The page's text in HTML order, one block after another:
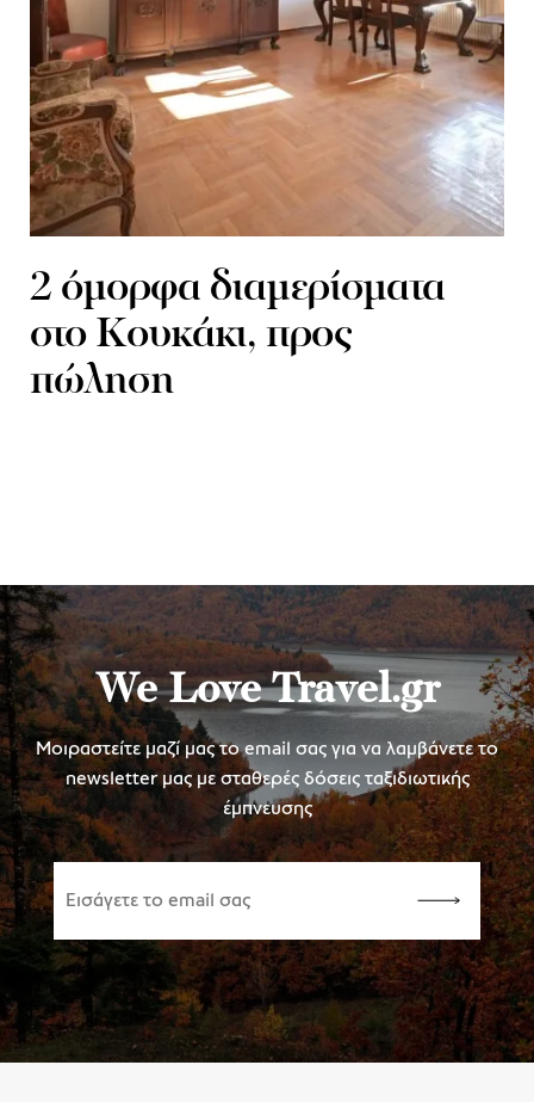
2 όμορφα διαμερίσματα
στο Κουκάκι, προς
πώληση
We Love Travel.gr
Μοιραστείτε μαζί μας το email σας για να λαμβάνετε το
newsletter μας με σταθερές δόσεις ταξιδιωτικής
έμπνευσης